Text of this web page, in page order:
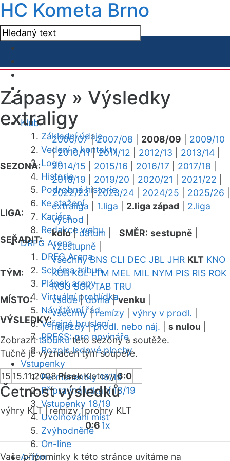
HC Kometa Brno
Klub
Základní údaje
Vedení a kontakty
Logo
Historie
Podrobná historie
Ke stažení
Kariéra
Redakce webu
DRFG Arena
DRFG Arena
Schéma tribun
Plánek areny
Virtuální prohlídka
Návštěvní řád
Veřejné bruslení
PRESS: pro novináře
Rozpis ledové plochy
Vstupenky
Permanentky 18/19
Přípravná utkání 18/19
Vstupenky 18/19
Uvolňování míst
Zvýhodněné
On-line
A-tým
Zápasy » Výsledky
extraligy
SEZONA:
2006/07|2007/08 2008/09
2009/10
|2010/11|2011/12 2012/13 2013/14
2014/15
2015/16 2016/17 2017/18
2018/19
2019/20 2020/21 2021/22
2022/23|2023/24 2024/25 2025/26
LIGA:
extraliga 1.liga 2.liga západ
2.liga
východ
SEŘADIT:
kolo|datum SMĚR: sestupně
vzestupně
TÝM:
všechny BNS CLI DEC JBL JHR KLT KNO
KOB KOL LTM MEL MIL NYM PIS RIS ROK
ROU SOK TAB TRU
MÍSTO:
všude|doma|venku
VÝSLEDKY:
všechny|remízy výhry v prodl.
nájezdy|prodl. nebo náj. s nulou
Zobrazittabulkutéto sezóny a soutěže.
Tučně je vyznačen tým soupeře.
15 15.11.2008PísekKlatovy6:0
Četnost výsledků
výhry KLT |remízy |prohry KLT
0:61x
Vaše připomínky k této stránce uvítáme na